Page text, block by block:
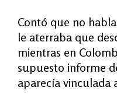
Contó que no
le aterraba que
mientras en
supuesto informe
aparecía vinculada